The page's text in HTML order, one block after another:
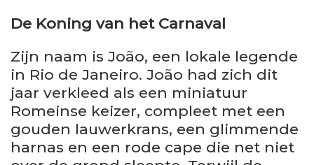
De Koning van het Carnaval
Zijn naam is João, een lokale legende
in Rio de Janeiro. João had zich dit
jaar verkleed als een miniatuur
Romeinse keizer, compleet met een
gouden lauwerkrans, een glimmende
harnas en een rode cape die net niet